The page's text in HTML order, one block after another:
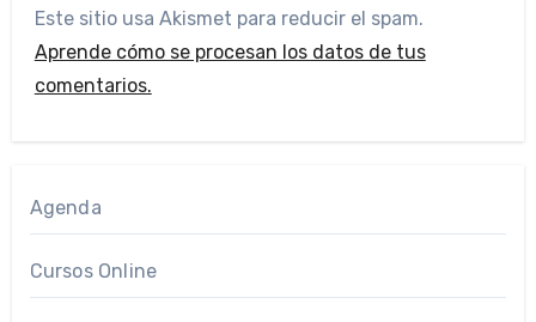
Este sitio usa Akismet para reducir el spam.
Aprende cómo se procesan los datos de tus
comentarios.
Agenda
Cursos Online